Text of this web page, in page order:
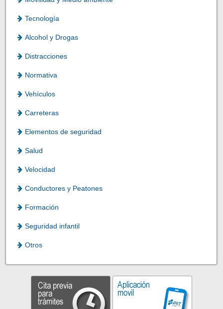
Tecnología
Alcohol y Drogas
Distracciones
Normativa
Vehículos
Carreteras
Elementos de seguridad
Salud
Velocidad
Conductores y Peatones
Formación
Seguridad infantil
Otros